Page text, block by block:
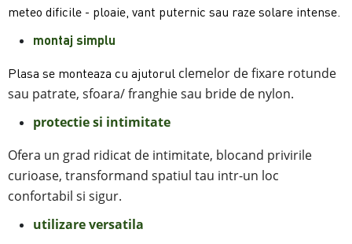
meteo dificile - ploaie, vant puternic sau raze solare intense.
montaj simplu
Plasa se monteaza cu ajutorul clemelor de fixare rotunde
sau patrate, sfoara/ franghie sau bride de nylon.
protectie si intimitate
Ofera un grad ridicat de intimitate, blocand privirile
curioase, transformand spatiul tau intr-un loc
confortabil si sigur.
utilizare versatila